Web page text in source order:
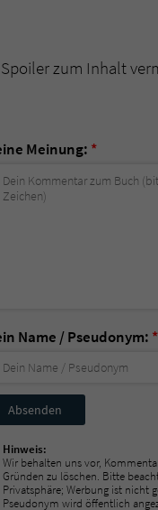
zum Inhalt
Meinung: *
Name / Pseudonym: *
Hinweis:
Wir behalten uns vor,
Gründen zu löschen. Bitte
Privatsphäre; Werbung ist nicht
Pseudonym wird öffentlich